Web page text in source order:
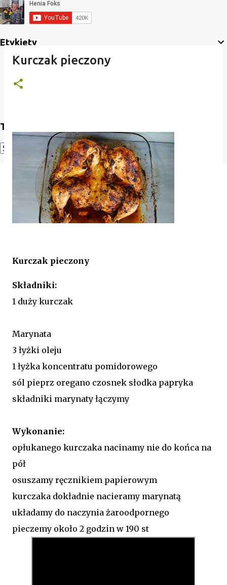
Etykiety
Translate
Powered by Translate
Kurczak pieczony
Kurczak pieczony
Składniki:
1 duży kurczak
Marynata
3 łyżki oleju
1 łyżka koncentratu pomidorowego
sól pieprz oregano czosnek słodka papryka
składniki marynaty łączymy
Wykonanie:
opłukanego kurczaka nacinamy nie do końca na
pół
osuszamy ręcznikiem papierowym
kurczaka dokładnie nacieramy marynatą
układamy do naczynia żaroodpornego
pieczemy około 2 godzin w 190 st